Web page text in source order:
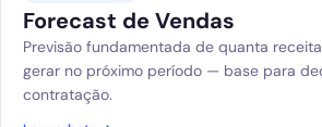
Forecast de Vendas
Previsão fundamentada de quanta
gerar no próximo período — base para
contratação.